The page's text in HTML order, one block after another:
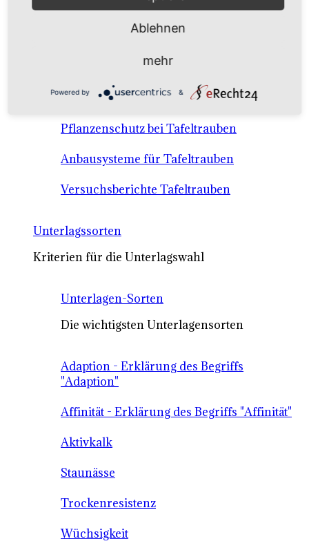
Anbausysteme & Recht
Tafeltrauben A-Z Sortenbeschreibungen
Tafeltraubenanbau - rechtliche
Voraussetzungen
Pflanzenschutz bei Tafeltrauben
Anbausysteme für Tafeltrauben
Versuchsberichte Tafeltrauben
Unterlagssorten
Kriterien für die Unterlagswahl
Unterlagen-Sorten
Die wichtigsten Unterlagensorten
Adaption - Erklärung des Begriffs
"Adaption"
Affinität - Erklärung des Begriffs "Affinität"
Aktivkalk
Staunässe
Trockenresistenz
Wüchsigkeit
Ablehnen
mehr
Powered by &